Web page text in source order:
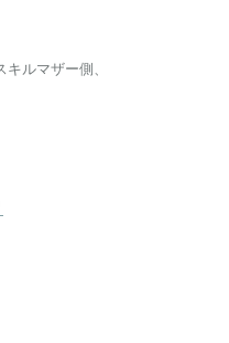
ルマザー側、